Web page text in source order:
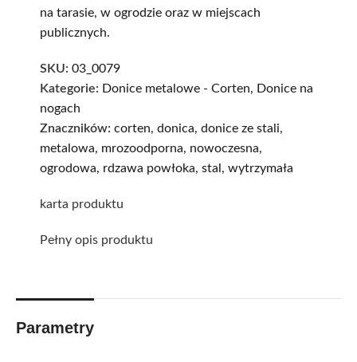
na tarasie, w ogrodzie oraz w miejscach
publicznych.
SKU: 03_0079
Kategorie: Donice metalowe - Corten, Donice na
nogach
Znaczników: corten, donica, donice ze stali,
metalowa, mrozoodporna, nowoczesna,
ogrodowa, rdzawa powłoka, stal , wytrzymała
karta produktu
Pełny opis produktu
Parametry